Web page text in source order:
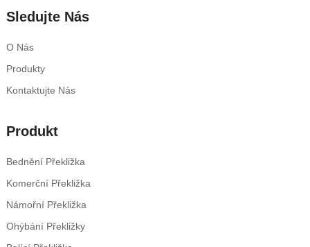
Sledujte Nás
O Nás
Produkty
Kontaktujte Nás
Produkt
Bednění Překližka
Komerční Překližka
Námořní Překližka
Ohýbání Překližky